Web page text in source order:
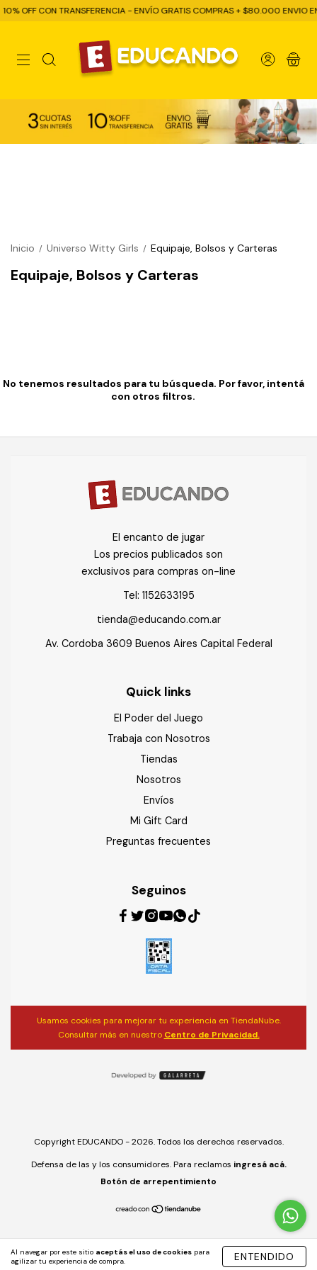
OFF CON TRANSFERENCIA - ENVÍO GRATIS COMPRAS + $80.000 ENVIO
0
Al navegar por este sitio aceptás el uso de cookies para
agilizar tu experiencia de compra.
ENTENDIDO
Inicio / Universo Witty Girls / Equipaje, Bolsos y Carteras
Equipaje, Bolsos y Carteras
No tenemos resultados para tu búsqueda. Por favor, intentá
con otros filtros.
El encanto de jugar
Los precios publicados son
exclusivos para compras on-line
Tel: 1152633195
tienda@educando.com.ar
Av. Cordoba 3609 Buenos Aires Capital Federal
Quick links
El Poder del Juego
Trabaja con Nosotros
Tiendas
Nosotros
Envíos
Mi Gift Card
Preguntas frecuentes
Seguinos
Usamos cookies para mejorar tu experiencia en TiendaNube.
Consultar más en nuestro Centro de Privacidad.
Copyright EDUCANDO - 2026. Todos los derechos reservados.
Defensa de las y los consumidores. Para reclamos ingresá acá.
Botón de arrepentimiento